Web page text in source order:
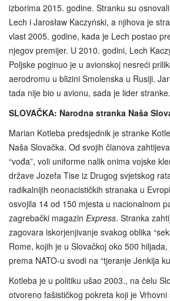
izborima 2015. godine. Stranku su
Lech i Jarosław Kaczyński, a njihova je
vlast 2005. godine, kada je Lech postao
njegov premijer. U 2010. godini, Lech
Poljske poginuo je u avionskoj nesreći
aerodromu u blizini Smolenska u Rusiji.
tada nije bio u avionu, sada je lider stranke.
SLOVAČKA: Narodna stranka Naša
Marian Kotleba predsjednik je stranke
Naša Slovačka. Od svojih članova
“vođa”, voli uniforme nalik onima vojske
države Jozefa Tise iz Drugog svjetskog
radikalnijih neonacističkih stranaka u
osvojila 14 od 150 mjesta u nacionalnom
zagrebački magazin Express. Stranka
zagovara iskorjenjivanje svakog oblika
Rome, kojih je u Slovačkoj oko 500
prema NATO-u svodi na “tjeranje Jenkija
Kotleba je u politiku ušao 2003., na čelu
otvoreno fašističkog pokreta koji je